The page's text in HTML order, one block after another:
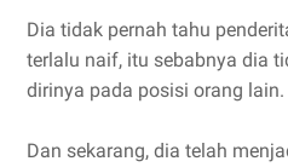
Dia tidak pernah tahu
terlalu naif, itu sebabnya dia
dirinya pada posisi orang lain.
Dan sekarang, dia telah